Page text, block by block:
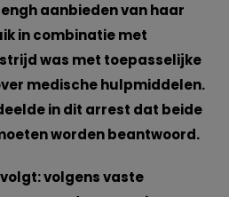
aanbieden van haar
in combinatie met
was met toepasselijke
medische hulpmiddelen.
in dit arrest dat beide
worden beantwoord.
volgens vaste